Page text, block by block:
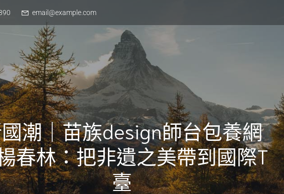
email@example.com
潮｜苗族design師台包養網
春林：把非遺之美帶到國際T
臺